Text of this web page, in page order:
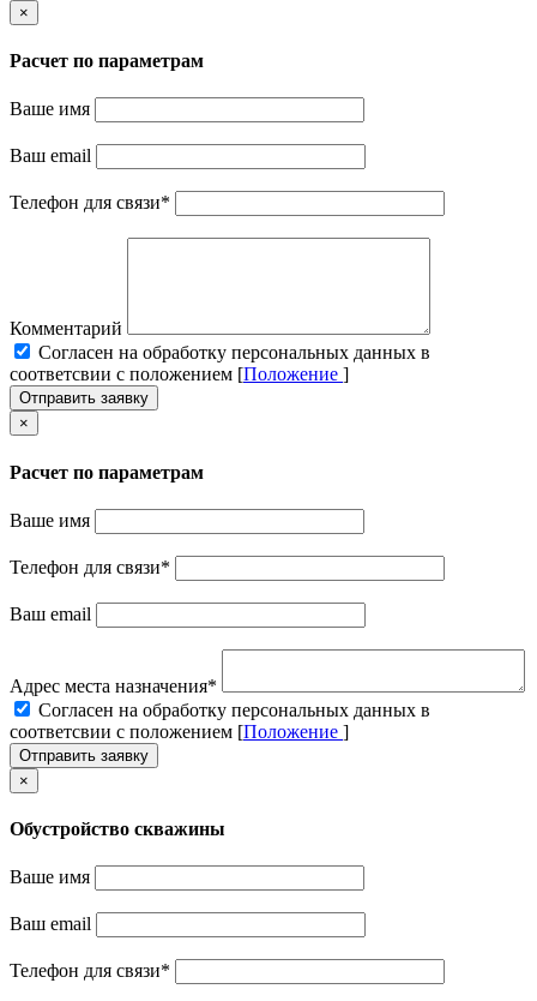
×
Расчет по параметрам
Ваше имя
Ваш email
Телефон для связи*
Комментарий
Cогласен на обработку персональных данных в
соответсвии с положением [Положение ]
Отправить заявку
×
Расчет по параметрам
Ваше имя
Телефон для связи*
Ваш email
Адрес места назначения*
Cогласен на обработку персональных данных в
соответсвии с положением [Положение ]
Отправить заявку
×
Обустройство скважины
Ваше имя
Ваш email
Телефон для связи*